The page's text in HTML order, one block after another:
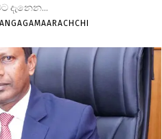
දැනෙන...